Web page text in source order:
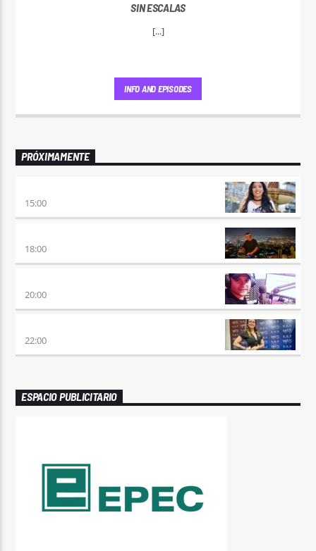
SIN ESCALAS
[...]
INFO AND EPISODES
PRÓXIMAMENTE
15:00
18:00
20:00
22:00
ESPACIO PUBLICITARIO